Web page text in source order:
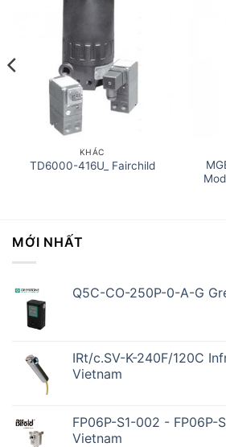
KHÁC
TD6000-416U_ Fairchild
MỚI NHẤT
Q5C-CO-250P-0-A-G
IRt/c.SV-K-240F/120C
Vietnam
FP06P-S1-002 - FP06P-
Vietnam